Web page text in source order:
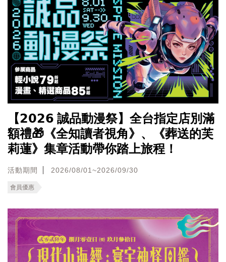
【𝟮𝟬𝟮𝟲 誠品動漫祭】全台指定店別滿
額禮🎁《全知讀者視角》、《葬送的芙
莉蓮》集章活動帶你踏上旅程！
活動期間 2026/08/01~2026/09/30
會員優惠